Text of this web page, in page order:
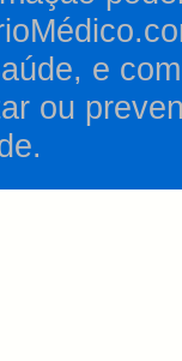
e
ou